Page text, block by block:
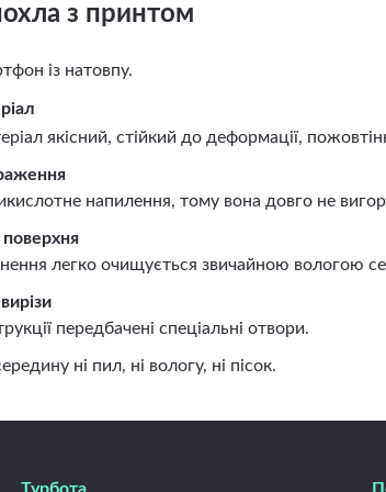
з принтом
із натовпу.
якісний, стійкий до деформації,
напилення, тому вона довго не
легко очищується звичайною вологою
передбачені спеціальні отвори.
ні пил, ні вологу, ні пісок.